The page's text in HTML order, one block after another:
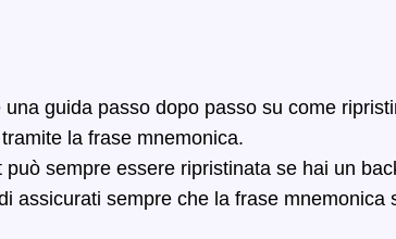
guida passo dopo passo su come
la frase mnemonica.
può sempre essere ripristinata se hai un
assicurati sempre che la frase mnemonica